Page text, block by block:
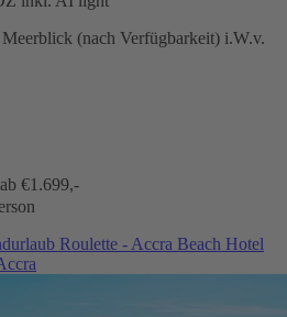
(nach Verfügbarkeit) i.W.v.
ab €1.699,-
Roulette - Accra Beach Hotel